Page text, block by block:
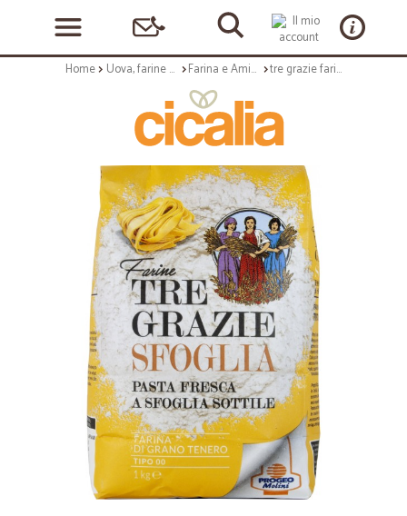
Home Uova, farine e preparati Farina e Amido tre grazie farina tipo "0" sfoglia kg.1